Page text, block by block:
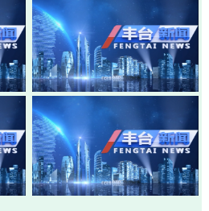
20260803-丰台新闻
20260730-丰台新闻